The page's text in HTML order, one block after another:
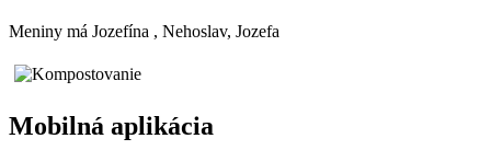
Meniny má Jozefína , Nehoslav, Jozefa
Mobilná aplikácia